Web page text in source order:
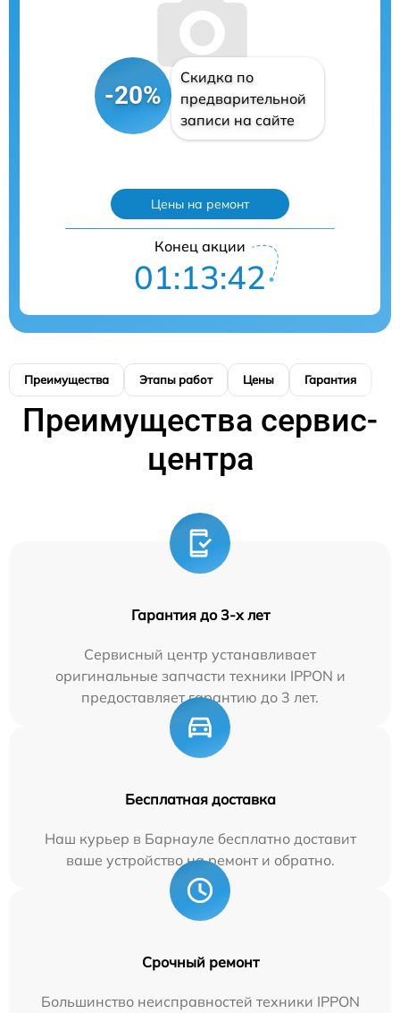
-20%
Скидка по
предварительной
записи на сайте
Цены на ремонт
Конец акции
01:13:40
Преимущества Этапы работ Цены Гарантия
Преимущества сервис-
центра
Гарантия до 3-х лет
Сервисный центр устанавливает
оригинальные запчасти техники IPPON и
предоставляет гарантию до 3 лет.
Бесплатная доставка
Наш курьер в Барнауле бесплатно доставит
ваше устройство на ремонт и обратно.
Срочный ремонт
Большинство неисправностей техники IPPON